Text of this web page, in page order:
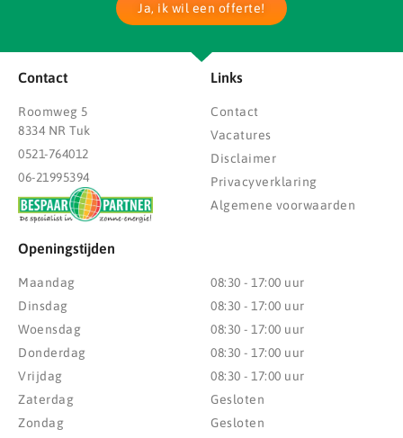
Ja, ik wil een offerte!
Contact
Roomweg 5
8334 NR Tuk
0521-764012
06-21995394
Links
Contact
Vacatures
Disclaimer
Privacyverklaring
Algemene voorwaarden
Openingstijden
Maandag
Dinsdag
Woensdag
Donderdag
Vrijdag
Zaterdag
Zondag
08:30 - 17:00 uur
08:30 - 17:00 uur
08:30 - 17:00 uur
08:30 - 17:00 uur
08:30 - 17:00 uur
Gesloten
Gesloten